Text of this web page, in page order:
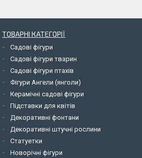
ТОВАРНІ КАТЕГОРІЇ
Садові фігури
Садові фігури тварин
Садові фігури птахів
Фігури Ангели (янголи)
Керамічні садові фігури
Підставки для квітів
Декоративні фонтани
Декоративні штучні рослини
Статуетки
Новорічні фігури